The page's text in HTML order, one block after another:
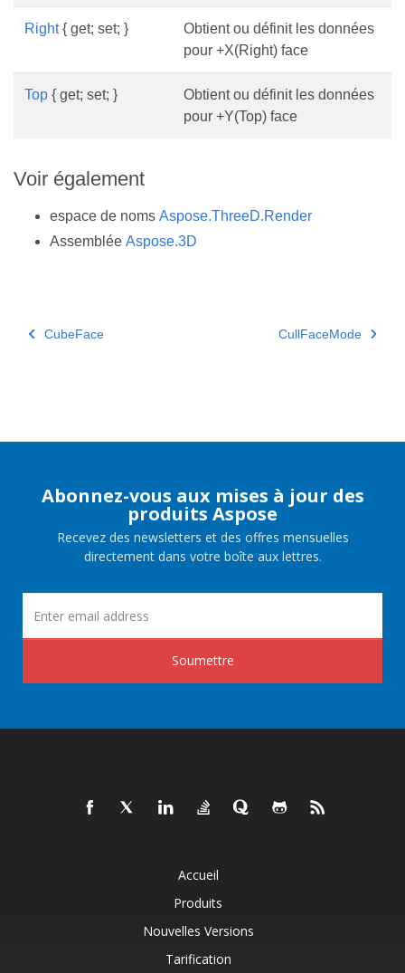
Right{ get; set; }
Obtient ou définit les données
pour +X(Right) face
Top { get; set; }
Obtient ou définit les données
pour +Y(Top) face
Voir également
espace de noms Aspose.ThreeD.Render
Assemblée Aspose.3D
CubeFace CullFaceMode
Abonnez-vous aux mises à jour des
produits Aspose
Recevez des newsletters et des offres mensuelles
directement dans votre boîte aux lettres.
Soumettre
Accueil
Produits
Nouvelles Versions
Tarification